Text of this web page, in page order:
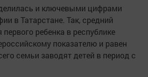
и ключевыми цифрами
в Татарстане. Так, средний
ребенка в республике
показателю и равен
семьи заводят детей в период с